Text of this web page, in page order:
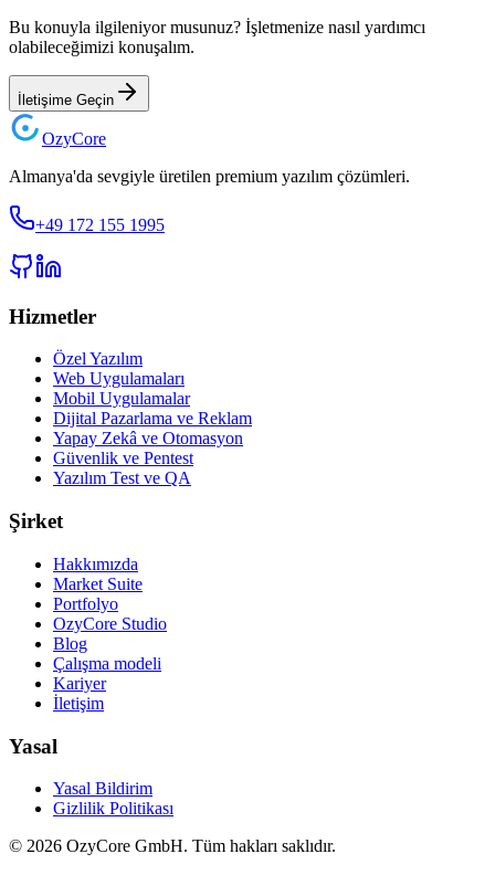
Bu konuyla ilgileniyor musunuz? İşletmenize nasıl yardımcı
olabileceğimizi konuşalım.
İletişime Geçin
OzyCore
Almanya'da sevgiyle üretilen premium yazılım çözümleri.
+49 172 155 1995
Hizmetler
Özel Yazılım
Web Uygulamaları
Mobil Uygulamalar
Dijital Pazarlama ve Reklam
Yapay Zekâ ve Otomasyon
Güvenlik ve Pentest
Yazılım Test ve QA
Şirket
Hakkımızda
Market Suite
Portfolyo
OzyCore Studio
Blog
Çalışma modeli
Kariyer
İletişim
Yasal
Yasal Bildirim
Gizlilik Politikası
© 2026 OzyCore GmbH. Tüm hakları saklıdır.